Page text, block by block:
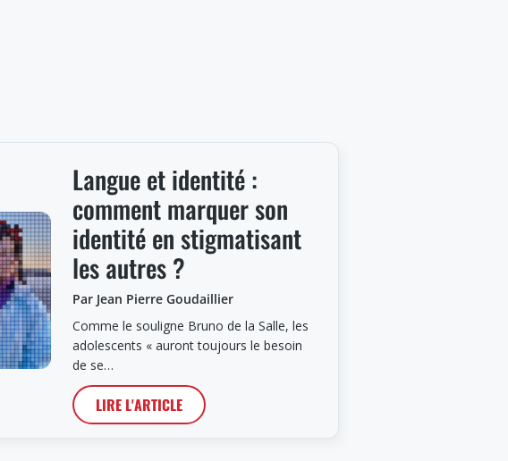
Langue et identité :
comment marquer son
identité en stigmatisant
les autres ?
Par Jean Pierre Goudaillier
Comme le souligne Bruno de la Salle, les
adolescents « auront toujours le besoin
de se…
LIRE L'ARTICLE